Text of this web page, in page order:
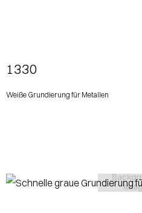
1330
Weiße Grundierung für Metallen